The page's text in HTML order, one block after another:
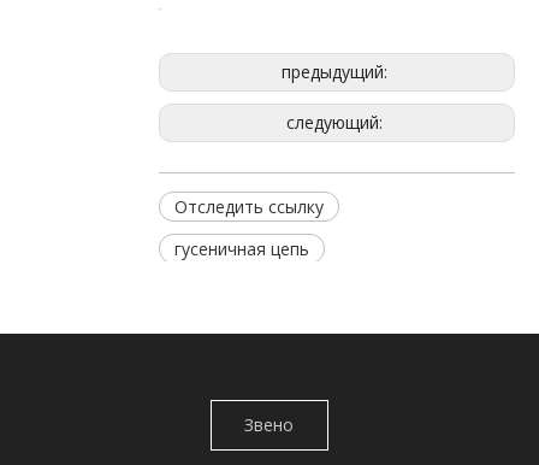
предыдущий:
следующий:
Отследить ссылку
гусеничная цепь
Трек Ссылка в сборе
Звено